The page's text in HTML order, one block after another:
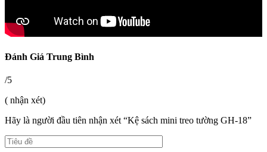
Đánh Giá Trung Bình
/5
( nhận xét)
Hãy là người đầu tiên nhận xét “Kệ sách mini treo tường GH-18”